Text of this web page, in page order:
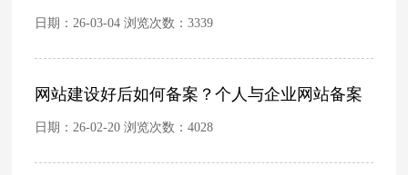
日期：26-03-04 浏览次数：3339
网站建设好后如何备案？个人与企业网站备案
日期：26-02-20 浏览次数：4028